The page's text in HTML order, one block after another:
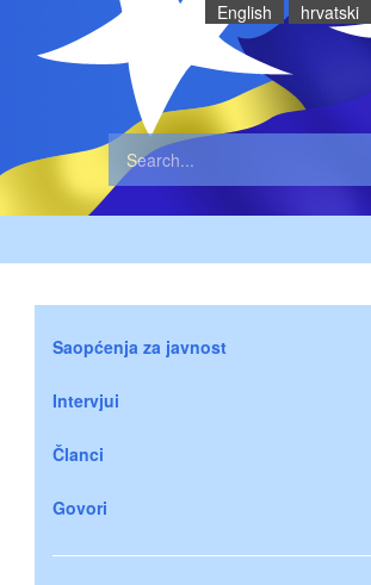
English hrvatski
Saopćenja za javnost
Intervjui
Članci
Govori